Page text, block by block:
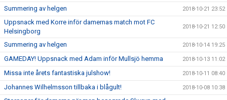
Summering av helgen 2018-10-21 23:52
Uppsnack med Korre inför damernas match mot FC
Helsingborg
2018-10-21 12:50
Summering av helgen 2018-10-14 19:25
GAMEDAY! Uppsnack med Adam inför Mullsjö hemma 2018-10-13 11:02
Missa inte årets fantastiska julshow! 2018-10-11 08:40
Johannes Wilhelmsson tillbaka i blågult! 2018-10-08 10:38